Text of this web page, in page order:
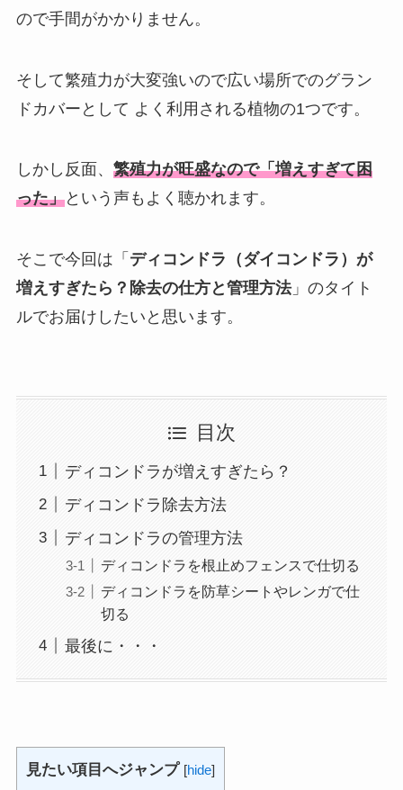
ので手間がかかりません。
そして繁殖力が大変強いので広い場所でのグラン
ドカバーとして よく利用される植物の1つです。
しかし反面、 繁殖力が旺盛なので「増えすぎて困
った」という声もよく聴かれます。
そこで今回は「 ディコンドラ（ダイコンドラ）が
増えすぎたら？除去の仕方と管理方法」のタイト
ルでお届けしたいと思います。
目次
ディコンドラが増えすぎたら？
ディコンドラ除去方法
ディコンドラの管理方法
ディコンドラを根止めフェンスで仕切る
ディコンドラを防草シートやレンガで仕
切る
最後に・・・
見たい項目へジャンプ [hide]